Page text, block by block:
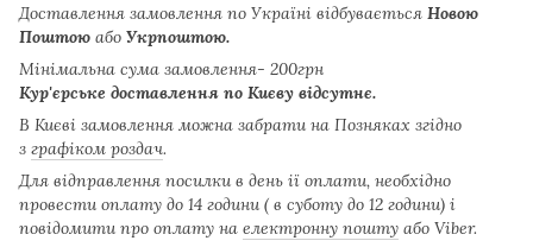
Доставлення замовлення по Україні відбувається Новою
Поштою або Укрпоштою.
Мінімальна сума замовлення- 200грн
Кур'єрське доставлення по Києву відсутнє.
В Києві замовлення можна забрати на Позняках згідно
з графіком роздач.
Для відправлення посилки в день ії оплати, необхідно
провести оплату до 14 години ( в суботу до 12 години) і
повідомити про оплату на електронну пошту або Viber.